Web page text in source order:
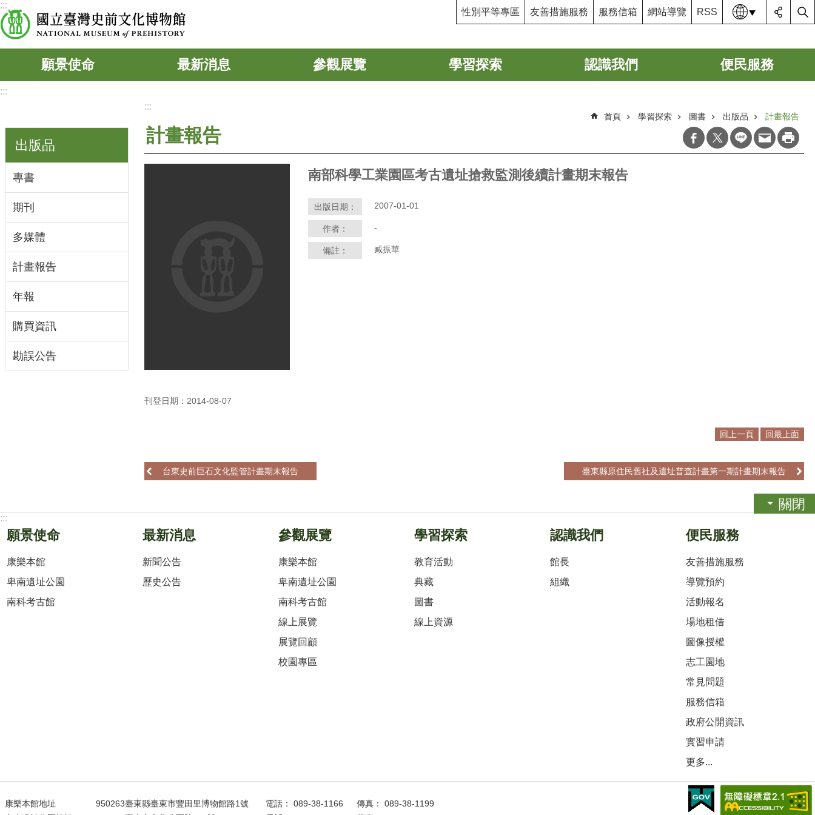
跳到主要內容區塊
:::
性別平等專區 友善措施服務 服務信箱 網站導覽 RSS 語系
願景使命 最新消息 參觀展覽 學習探索 認識我們 便民服務
:::
出版品
專書
期刊
多媒體
計畫報告
年報
購買資訊
勘誤公告
:::
首頁 學習探索 圖書 出版品 計畫報告
計畫報告
南部科學工業園區考古遺址搶救監測後續計畫期末報告
出版日期： 2007-01-01
作者： -
備註： 臧振華
刊登日期：2014-08-07
回上一頁 回最上面
台東史前巨石文化監管計畫期末報告 臺東縣原住民舊社及遺址普查計畫第一期計畫期末報告
關閉
:::
願景使命
康樂本館
卑南遺址公園
南科考古館
最新消息
新聞公告
歷史公告
參觀展覽
康樂本館
卑南遺址公園
南科考古館
線上展覽
展覽回顧
校園專區
學習探索
教育活動
典藏
圖書
線上資源
認識我們
館長
組織
便民服務
友善措施服務
導覽預約
活動報名
場地租借
圖像授權
志工園地
常見問題
服務信箱
政府公開資訊
實習申請
更多...
康樂本館地址 950263臺東縣臺東市豐田里博物館路1號 電話： 089-38-1166
傳真： 089-38-1199